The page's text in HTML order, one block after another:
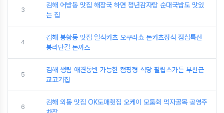
3
김해 어방동 맛집 해장국 하면 청년감자탕 순대국밥도 맛있
는 집
4
김해 봉황동 맛집 일식카츠 오쿠라쇼 돈카츠정식 점심특선
봉리단길 돈까스
5
김해 생림 애견동반 가능한 캠핑형 식당 필립스가든 부산근
교고기집
6
김해 외동 맛집 OK도매횟집 오케이 모둠회 먹자골목 공영주